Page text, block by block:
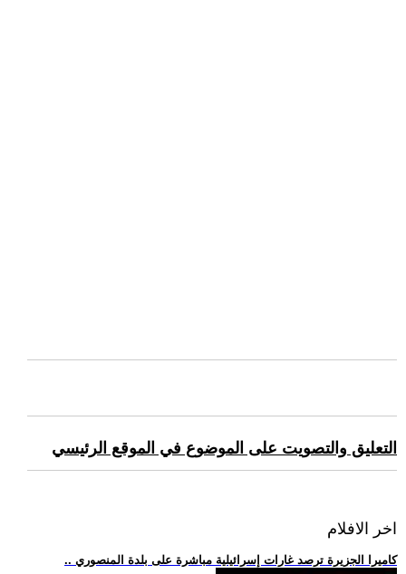
التعليق والتصويت على الموضوع في الموقع الرئيسي
اخر الافلام
.. كاميرا الجزيرة ترصد غارات إسرائيلية مباشرة على بلدة المنصوري